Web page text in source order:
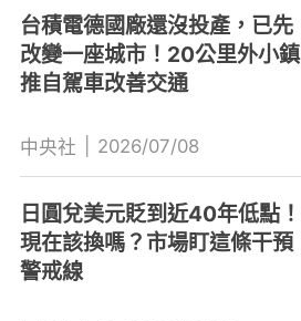
台積電德國廠還沒投產，已先
改變一座城市！20公里外小鎮
推自駕車改善交通
中央社 2026/07/08
日圓兌美元貶到近40年低點！
現在該換嗎？市場盯這條干預
警戒線